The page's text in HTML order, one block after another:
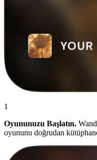
1
Oyununuzu Başlatın.
oyununu doğrudan